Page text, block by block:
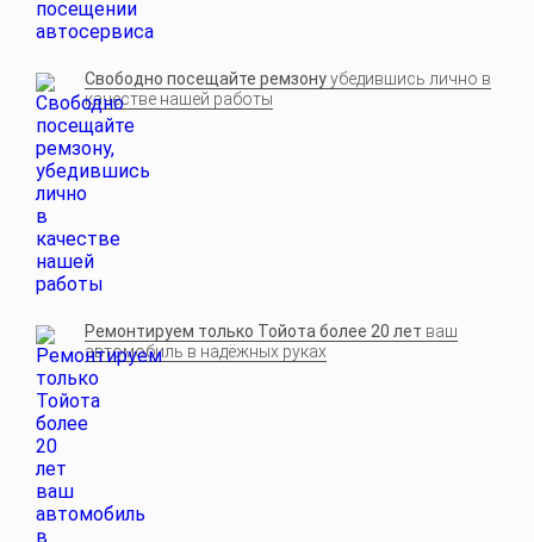
Свободно посещайте ремзонуубедившись лично в
качестве нашей работы
Ремонтируем только Тойота более 20 лет ваш
автомобиль в надёжных руках